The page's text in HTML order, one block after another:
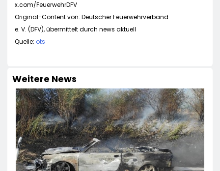
x.com/FeuerwehrDFV
Original-Content von: Deutscher Feuerwehrverband
e. V. (DFV), übermittelt durch news aktuell
Quelle: ots
Weitere News